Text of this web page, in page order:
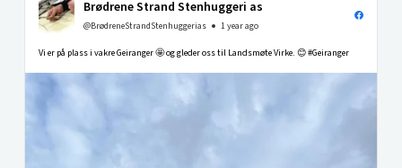
Brødrene Strand Stenhuggeri as
@BrødreneStrandStenhuggerias 1 year ago
Vi er på plass i vakre Geiranger 🤩 og gleder oss til Landsmøte Virke. 😊 #Geiranger